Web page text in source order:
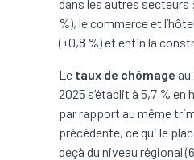
dans les autres secteurs
%), le commerce et
(+0,8 %) et enfin la
Le taux de chômage
2025 s’établit à 5,7 % en
par rapport au même
précédente, ce qui le
deçà du niveau régional